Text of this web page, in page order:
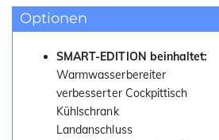
Heck-Sitzbank
Cockpit-Polster
Stauraum unter Hecksitzbank
Umlegbare Rückenlehne für
Cockpit-Dusche
KABINE:
Optionen
SMART-EDITION beinhaltet:
Warmwasserbereiter
verbesserter Cockpittisch
Kühlschrank
Landanschluss